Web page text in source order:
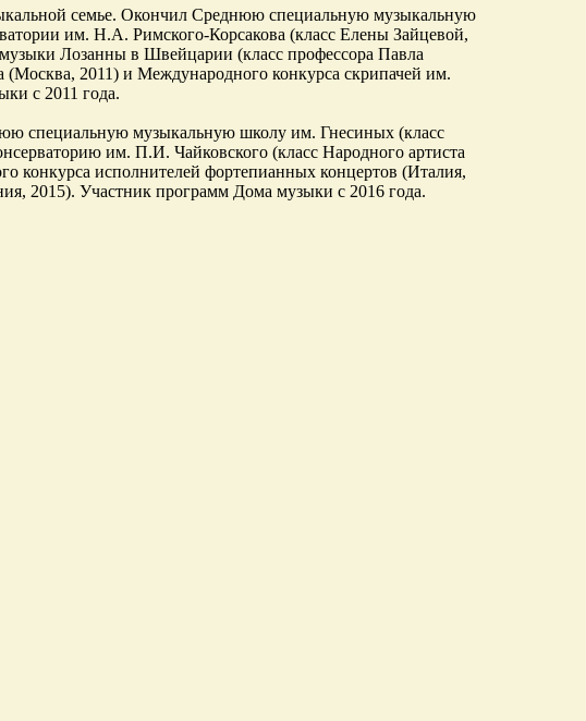
семье. Окончил Среднюю специальную музыкальную
им. Н.А. Римского-Корсакова (класс Елены Зайцевой,
Лозанны в Швейцарии (класс профессора Павла
(Москва, 2011) и Международного конкурса скрипачей им.
с 2011 года.
специальную музыкальную школу им. Гнесиных (класс
им. П.И. Чайковского (класс Народного артиста
конкурса исполнителей фортепианных концертов (Италия,
2015). Участник программ Дома музыки с 2016 года.